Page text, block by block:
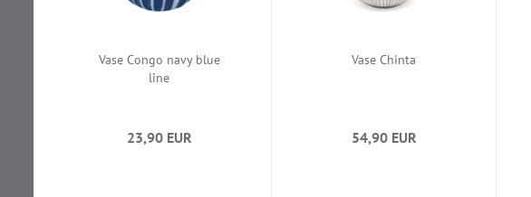
Vase Congo navy blue
line
23,90 EUR
Vase Chinta
54,90 EUR